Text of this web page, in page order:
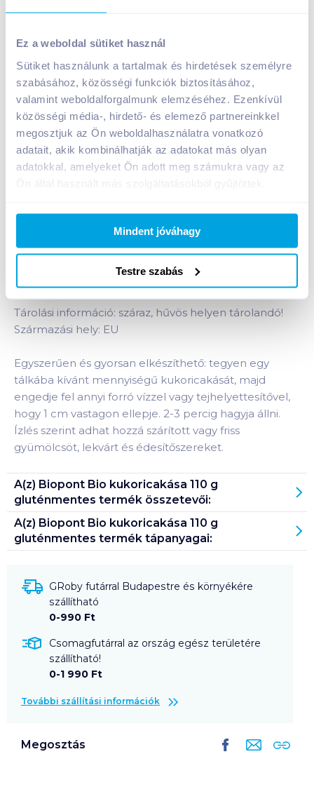
Ez a weboldal sütiket használ
Sütiket használunk a tartalmak és hirdetések személyre
szabásához, közösségi funkciók biztosításához,
valamint weboldalforgalmunk elemzéséhez. Ezenkívül
közösségi média-, hirdető- és elemező partnereinkkel
megosztjuk az Ön weboldalhasználatra vonatkozó
adatait, akik kombinálhatják az adatokat más olyan
adatokkal, amelyeket Ön adott meg számukra vagy az
Ön által használt más szolgáltatásokból gyűjtöttek.
Mindent jóváhagy
Testre szabás
A termék megszűnt
Bevásárlólistához adom Értesíts, ha olcsóbb!
Termékleírás a(z)
Biopont Bio kukoricakása 110
g gluténmentes termékhez:
főzelékek és szószok sűrítésére, habarásra,
süteményekbe, müzlibe vagy fogyasztható önállóan
kásaként.
egyéb vegyi anyagokat. Glutén, tej és szójamentes.
Tárolási információ: száraz, hűvös helyen tárolandó!
Származási hely: EU
Egyszerűen és gyorsan elkészíthető: tegyen egy
tálkába kívánt mennyiségű kukoricakását, majd
engedje fel annyi forró vízzel vagy tejhelyettesítővel,
hogy 1 cm vastagon ellepje. 2-3 percig hagyja állni.
Ízlés szerint adhat hozzá szárított vagy friss
gyümölcsöt, lekvárt és édesítőszereket.
A(z) Biopont Bio kukoricakása 110 g
gluténmentes termék összetevői:
A(z) Biopont Bio kukoricakása 110 g
gluténmentes termék tápanyagai:
GRoby futárral Budapestre és környékére
szállítható
0-990 Ft
Csomagfutárral az ország egész területére
szállítható!
0-1 990 Ft
További szállítási információk
Megosztás